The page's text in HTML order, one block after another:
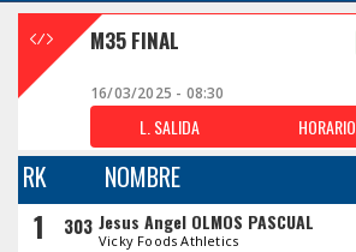
M35 FINAL
16/03/2025 - 08:30
L. SALIDA HORARIO
RK NOMBRE
1 303 Jesus Angel OLMOS PASCUAL
Vicky Foods Athletics